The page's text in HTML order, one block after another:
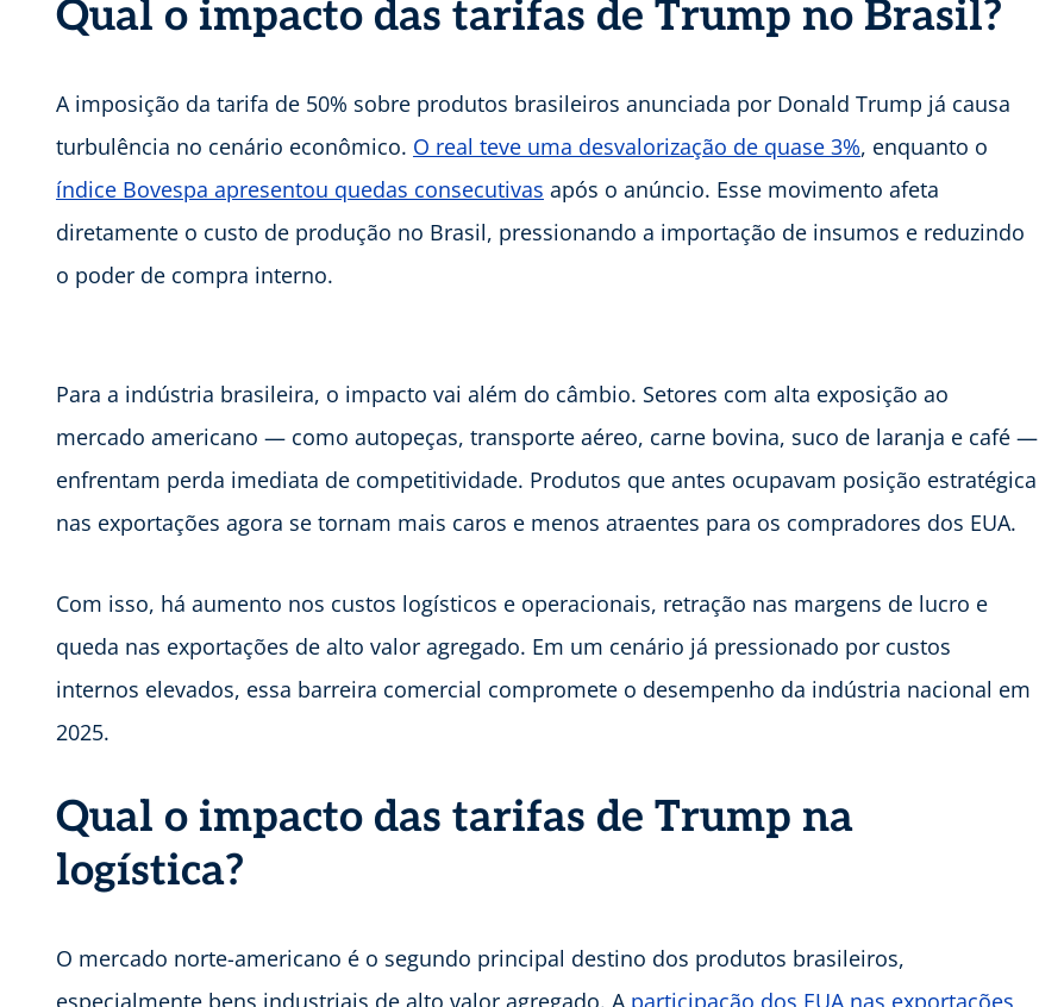
Qual o impacto das tarifas de Trump no Brasil?
A imposição da tarifa de 50% sobre produtos brasileiros anunciada por Donald Trump já causa
turbulência no cenário econômico. O real teve uma desvalorização de quase 3%, enquanto o
índice Bovespa apresentou quedas consecutivas após o anúncio. Esse movimento afeta
diretamente o custo de produção no Brasil, pressionando a importação de insumos e reduzindo
o poder de compra interno.
Para a indústria brasileira, o impacto vai além do câmbio. Setores com alta exposição ao
mercado americano — como autopeças, transporte aéreo, carne bovina, suco de laranja e café —
enfrentam perda imediata de competitividade. Produtos que antes ocupavam posição estratégica
nas exportações agora se tornam mais caros e menos atraentes para os compradores dos EUA.
Com isso, há aumento nos custos logísticos e operacionais, retração nas margens de lucro e
queda nas exportações de alto valor agregado. Em um cenário já pressionado por custos
internos elevados, essa barreira comercial compromete o desempenho da indústria nacional em
2025.
Qual o impacto das tarifas de Trump na
logística?
O mercado norte-americano é o segundo principal destino dos produtos brasileiros,
especialmente bens industriais de alto valor agregado. A participação dos EUA nas exportações